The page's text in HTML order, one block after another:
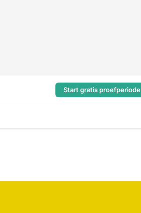
Start gratis proefperiode